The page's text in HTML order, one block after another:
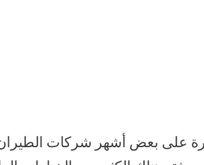
على بعض أشهر شركات